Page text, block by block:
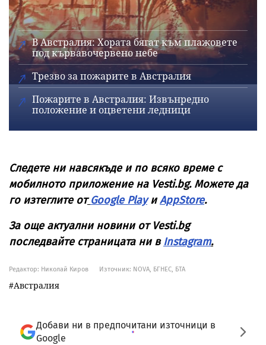
В Австралия: Хората бягат към плажовете
под кървавочервено небе
Трезво за пожарите в Австралия
Пожарите в Австралия: Извънредно
положение и оцветени ледници
Следете ни навсякъде и по всяко време с
мобилното приложение на Vesti.bg. Можете да
го изтеглите от Google PlayиAppStore.
За още актуални новини от Vesti.bg
последвайте страницата ни вInstagram.
Редактор: Николай Киров Източник: NOVA, БГНЕС, БТА
Австралия
Добави ни в предпочитани източници в
Google